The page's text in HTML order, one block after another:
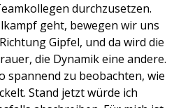
durchzusetzen.
geht, bewegen wir uns
Gipfel, und da wird die
die Dynamik eine andere.
spannend zu beobachten, wie
Stand jetzt würde ich